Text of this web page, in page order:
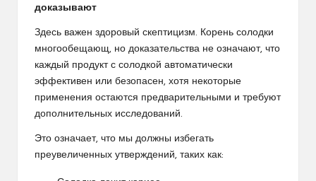
доказывают
Здесь важен здоровый скептицизм. Корень солодки
многообещающ, но доказательства не означают, что
каждый продукт с солодкой автоматически
эффективен или безопасен, хотя некоторые
применения остаются предварительными и требуют
дополнительных исследований.
Это означает, что мы должны избегать
преувеличенных утверждений, таких как: